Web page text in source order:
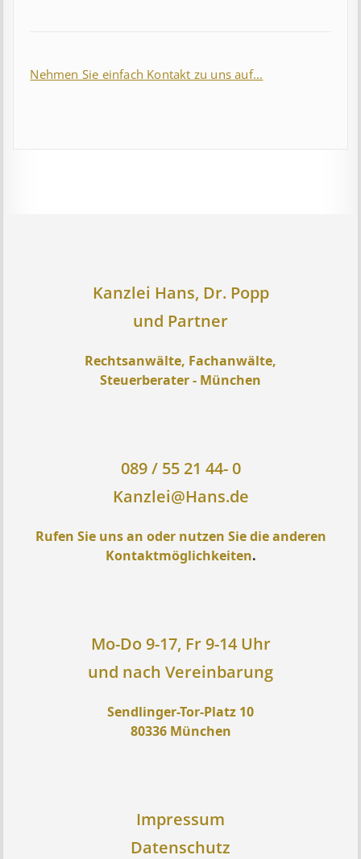
Nehmen Sie einfach Kontakt zu uns auf...
Kanzlei Hans, Dr. Popp
und Partner
Rechtsanwälte, Fachanwälte,
Steuerberater - München
089 / 55 21 44- 0
Kanzlei@Hans.de
Rufen Sie uns an oder nutzen Sie die anderen
Kontaktmöglichkeiten.
Mo-Do 9-17, Fr 9-14 Uhr
und nach Vereinbarung
Sendlinger-Tor-Platz 10
80336 München
Impressum
Datenschutz